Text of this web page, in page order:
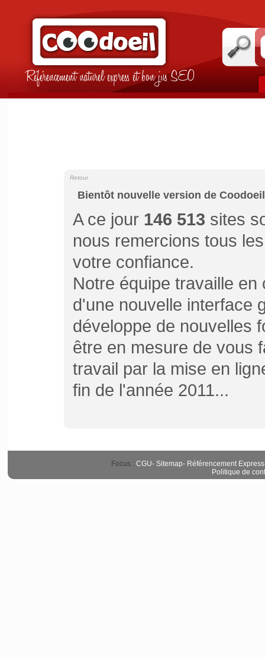
Référencement naturel express et bon jus SEO
Bientôt nouvelle version de
Retour
A ce jour 146 513 sites
nous remercions tous
votre confiance.
Notre équipe travaille
d'une nouvelle interface
développe de nouvelles
être en mesure de vous
travail par la mise en
fin de l'année 2011...
Focus : CGU- Sitemap- Référencement Express
Politique de